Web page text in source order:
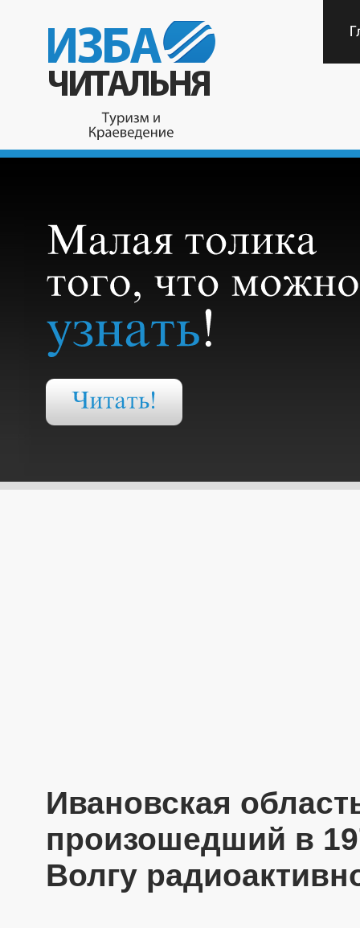
Ивановская
произошедший в
Волгу